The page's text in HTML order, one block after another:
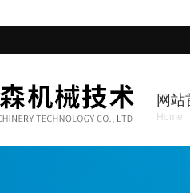
网站
Home